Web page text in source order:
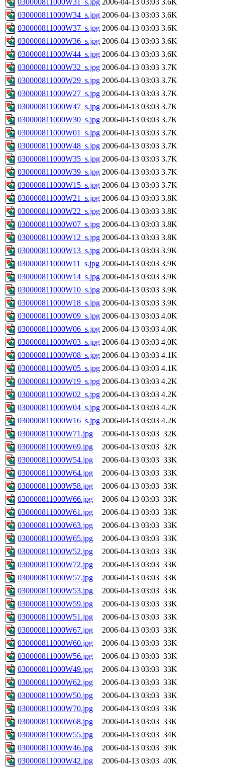
030000811000W31_s.jpg 2006-04-13 03:03 3.6K
030000811000W34_s.jpg 2006-04-13 03:03 3.6K
030000811000W37_s.jpg 2006-04-13 03:03 3.6K
030000811000W36_s.jpg 2006-04-13 03:03 3.6K
030000811000W44_s.jpg 2006-04-13 03:03 3.6K
030000811000W32_s.jpg 2006-04-13 03:03 3.7K
030000811000W29_s.jpg 2006-04-13 03:03 3.7K
030000811000W27_s.jpg 2006-04-13 03:03 3.7K
030000811000W47_s.jpg 2006-04-13 03:03 3.7K
030000811000W30_s.jpg 2006-04-13 03:03 3.7K
030000811000W01_s.jpg 2006-04-13 03:03 3.7K
030000811000W48_s.jpg 2006-04-13 03:03 3.7K
030000811000W35_s.jpg 2006-04-13 03:03 3.7K
030000811000W39_s.jpg 2006-04-13 03:03 3.7K
030000811000W15_s.jpg 2006-04-13 03:03 3.7K
030000811000W21_s.jpg 2006-04-13 03:03 3.8K
030000811000W22_s.jpg 2006-04-13 03:03 3.8K
030000811000W07_s.jpg 2006-04-13 03:03 3.8K
030000811000W12_s.jpg 2006-04-13 03:03 3.8K
030000811000W13_s.jpg 2006-04-13 03:03 3.9K
030000811000W11_s.jpg 2006-04-13 03:03 3.9K
030000811000W14_s.jpg 2006-04-13 03:03 3.9K
030000811000W10_s.jpg 2006-04-13 03:03 3.9K
030000811000W18_s.jpg 2006-04-13 03:03 3.9K
030000811000W09_s.jpg 2006-04-13 03:03 4.0K
030000811000W06_s.jpg 2006-04-13 03:03 4.0K
030000811000W03_s.jpg 2006-04-13 03:03 4.0K
030000811000W08_s.jpg 2006-04-13 03:03 4.1K
030000811000W05_s.jpg 2006-04-13 03:03 4.1K
030000811000W19_s.jpg 2006-04-13 03:03 4.2K
030000811000W02_s.jpg 2006-04-13 03:03 4.2K
030000811000W04_s.jpg 2006-04-13 03:03 4.2K
030000811000W16_s.jpg 2006-04-13 03:03 4.2K
030000811000W71.jpg
2006-04-13 03:03 32K
030000811000W69.jpg
2006-04-13 03:03 32K
030000811000W54.jpg
2006-04-13 03:03 33K
030000811000W64.jpg
2006-04-13 03:03 33K
030000811000W58.jpg
2006-04-13 03:03 33K
030000811000W66.jpg
2006-04-13 03:03 33K
030000811000W61.jpg
2006-04-13 03:03 33K
030000811000W63.jpg
2006-04-13 03:03 33K
030000811000W65.jpg
2006-04-13 03:03 33K
030000811000W52.jpg
2006-04-13 03:03 33K
030000811000W72.jpg
2006-04-13 03:03 33K
030000811000W57.jpg
2006-04-13 03:03 33K
030000811000W53.jpg
2006-04-13 03:03 33K
030000811000W59.jpg
2006-04-13 03:03 33K
030000811000W51.jpg
2006-04-13 03:03 33K
030000811000W67.jpg
2006-04-13 03:03 33K
030000811000W60.jpg
2006-04-13 03:03 33K
030000811000W56.jpg
2006-04-13 03:03 33K
030000811000W49.jpg
2006-04-13 03:03 33K
030000811000W62.jpg
2006-04-13 03:03 33K
030000811000W50.jpg
2006-04-13 03:03 33K
030000811000W70.jpg
2006-04-13 03:03 33K
030000811000W68.jpg
2006-04-13 03:03 33K
030000811000W55.jpg
2006-04-13 03:03 34K
030000811000W46.jpg
2006-04-13 03:03 39K
030000811000W42.jpg
2006-04-13 03:03 40K